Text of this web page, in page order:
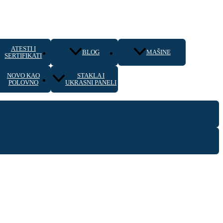
ATESTI I
SERTIFIKATI
BLOG MAŠINE
NOVO KAO
POLOVNO
STAKLA I
UKRASNI PANELI